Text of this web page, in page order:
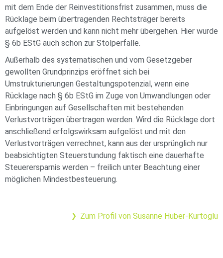
mit dem Ende der Reinvestitionsfrist zusammen, muss die
Rücklage beim übertragenden Rechtsträger bereits
aufgelöst werden und kann nicht mehr übergehen. Hier wurde
§ 6b EStG auch schon zur Stolperfalle.
Außerhalb des systematischen und vom Gesetzgeber
gewollten Grundprinzips eröffnet sich bei
Umstrukturierungen Gestaltungspotenzial, wenn eine
Rücklage nach § 6b EStG im Zuge von Umwandlungen oder
Einbringungen auf Gesellschaften mit bestehenden
Verlustvorträgen übertragen werden. Wird die Rücklage dort
anschließend erfolgswirksam aufgelöst und mit den
Verlustvorträgen verrechnet, kann aus der ursprünglich nur
beabsichtigten Steuerstundung faktisch eine dauerhafte
Steuerersparnis werden – freilich unter Beachtung einer
möglichen Mindestbesteuerung.
Zum Profil von Susanne Huber-Kurtoglu